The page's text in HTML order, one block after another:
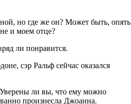
но где же он? Может быть, опять
и моем отце?
ли понравится.
сэр Ральф сейчас оказался
ли вы, что ему можно
произнесла Джоанна.